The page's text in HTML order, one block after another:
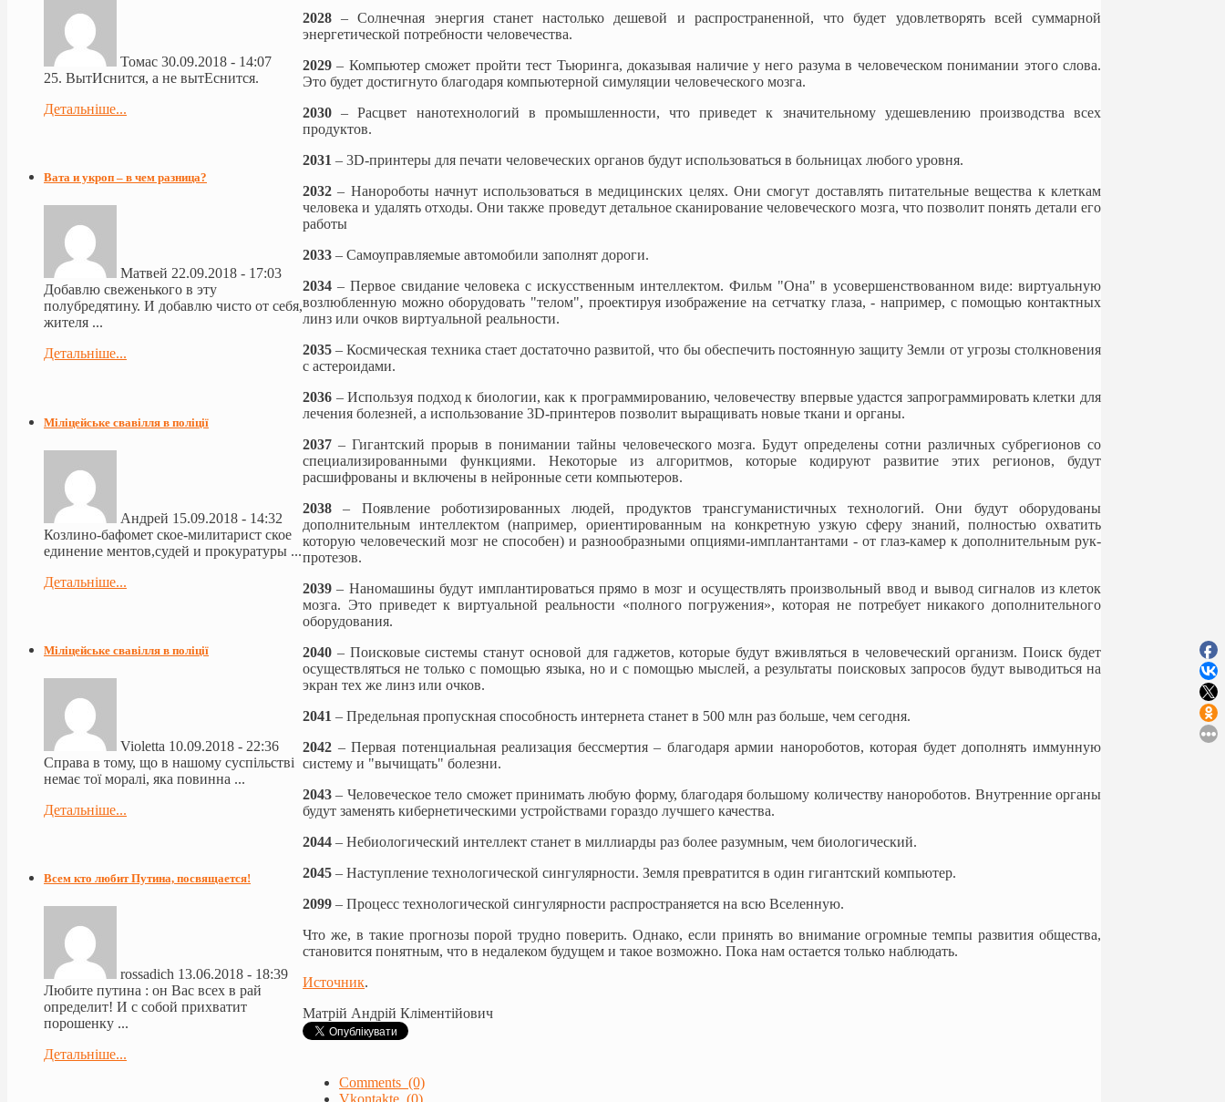
2028– Солнечная энергия станет настолько дешевой и распространенной, что будет удовлетворять всей суммарной
энергетической потребности человечества.
2029– Компьютер сможет пройти тест Тьюринга, доказывая наличие у него разума в человеческом понимании этого слова.
Это будет достигнуто благодаря компьютерной симуляции человеческого мозга.
2030– Расцвет нанотехнологий в промышленности, что приведет к значительному удешевлению производства всех
продуктов.
2031 – 3D-принтеры для печати человеческих органов будут использоваться в больницах любого уровня.
2032– Нанороботы начнут использоваться в медицинских целях. Они смогут доставлять питательные вещества к клеткам
человека и удалять отходы. Они также проведут детальное сканирование человеческого мозга, что позволит понять детали его
работы
2033 – Самоуправляемые автомобили заполнят дороги.
2034 – Первое свидание человека с искусственным интеллектом. Фильм "Она" в усовершенствованном виде: виртуальную
возлюбленную можно оборудовать "телом", проектируя изображение на сетчатку глаза, - например, с помощью контактных
линз или очков виртуальной реальности.
2035– Космическая техника стает достаточно развитой, что бы обеспечить постоянную защиту Земли от угрозы столкновения
с астероидами.
2036 – Используя подход к биологии, как к программированию, человечеству впервые удастся запрограммировать клетки для
лечения болезней, а использование 3D-принтеров позволит выращивать новые ткани и органы.
2037 – Гигантский прорыв в понимании тайны человеческого мозга. Будут определены сотни различных субрегионов со
специализированными функциями. Некоторые из алгоритмов, которые кодируют развитие этих регионов, будут
расшифрованы и включены в нейронные сети компьютеров.
2038– Появление роботизированных людей, продуктов трансгуманистичных технологий. Они будут оборудованы
дополнительным интеллектом (например, ориентированным на конкретную узкую сферу знаний, полностью охватить
которую человеческий мозг не способен) и разнообразными опциями-имплантантами - от глаз-камер к дополнительным рук-
протезов.
2039– Наномашины будут имплантироваться прямо в мозг и осуществлять произвольный ввод и вывод сигналов из клеток
мозга. Это приведет к виртуальной реальности «полного погружения», которая не потребует никакого дополнительного
оборудования.
2040 – Поисковые системы станут основой для гаджетов, которые будут вживляться в человеческий организм. Поиск будет
осуществляться не только с помощью языка, но и с помощью мыслей, а результаты поисковых запросов будут выводиться на
экран тех же линз или очков.
2041 – Предельная пропускная способность интернета станет в 500 млн раз больше, чем сегодня.
2042 – Первая потенциальная реализация бессмертия – благодаря армии нанороботов, которая будет дополнять иммунную
систему и "вычищать" болезни.
2043– Человеческое тело сможет принимать любую форму, благодаря большому количеству нанороботов. Внутренние органы
будут заменять кибернетическими устройствами гораздо лучшего качества.
2044 – Небиологический интеллект станет в миллиарды раз более разумным, чем биологический.
2045 – Наступление технологической сингулярности. Земля превратится в один гигантский компьютер.
2099 – Процесс технологической сингулярности распространяется на всю Вселенную.
Что же, в такие прогнозы порой трудно поверить. Однако, если принять во внимание огромные темпы развития общества,
становится понятным, что в недалеком будущем и такое возможно. Пока нам остается только наблюдать.
Источник.
Матрій Андрій Кліментійович
Comments (0)
Vkontakte (0)
Томас 30.09.2018 - 14:07
25. ВытИснится, а не вытЕснится.
Детальніше...
Вата и укроп – в чем разница?
Матвей 22.09.2018 - 17:03
Добавлю свеженького в эту
полубредятину. И добавлю чисто от себя,
жителя ...
Детальніше...
Міліцейське свавілля в поліції
Андрей 15.09.2018 - 14:32
Козлино-бафомет ское-милитарист ское
единение ментов,судей и прокуратуры ...
Детальніше...
Міліцейське свавілля в поліції
Violetta 10.09.2018 - 22:36
Справа в тому, що в нашому суспільстві
немає тої моралі, яка повинна ...
Детальніше...
Всем кто любит Путина, посвящается!
rossadich 13.06.2018 - 18:39
Любите путина : он Вас всех в рай
определит! И с собой прихватит
порошенку ...
Детальніше...